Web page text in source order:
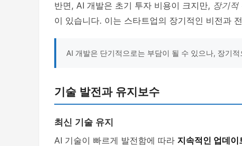
반면, AI 개발은 초기 투자 비용이 크지만, 장기적
이 있습니다. 이는 스타트업의 장기적인 비전과
AI 개발은 단기적으로는 부담이 될 수 있으나, 장기
기술 발전과 유지보수
최신 기술 유지
AI 기술이 빠르게 발전함에 따라 지속적인 업데이